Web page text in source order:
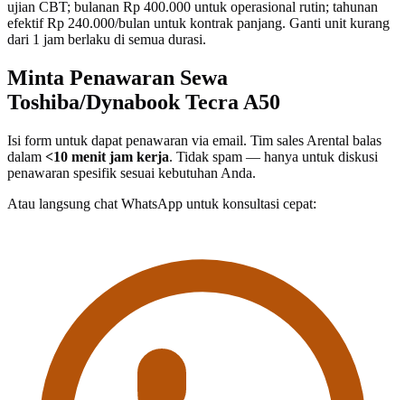
ujian CBT; bulanan Rp 400.000 untuk operasional rutin; tahunan
efektif Rp 240.000/bulan untuk kontrak panjang. Ganti unit kurang
dari 1 jam berlaku di semua durasi.
Minta Penawaran Sewa
Toshiba/Dynabook Tecra A50
Isi form untuk dapat penawaran via email. Tim sales Arental balas
dalam <10 menit jam kerja. Tidak spam — hanya untuk diskusi
penawaran spesifik sesuai kebutuhan Anda.
Atau langsung chat WhatsApp untuk konsultasi cepat: